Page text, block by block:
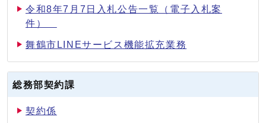
令和8年7月7日入札公告一覧（電子入札案
件）
舞鶴市LINEサービス機能拡充業務
総務部契約課
契約係